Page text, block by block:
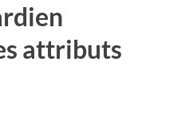
attributs